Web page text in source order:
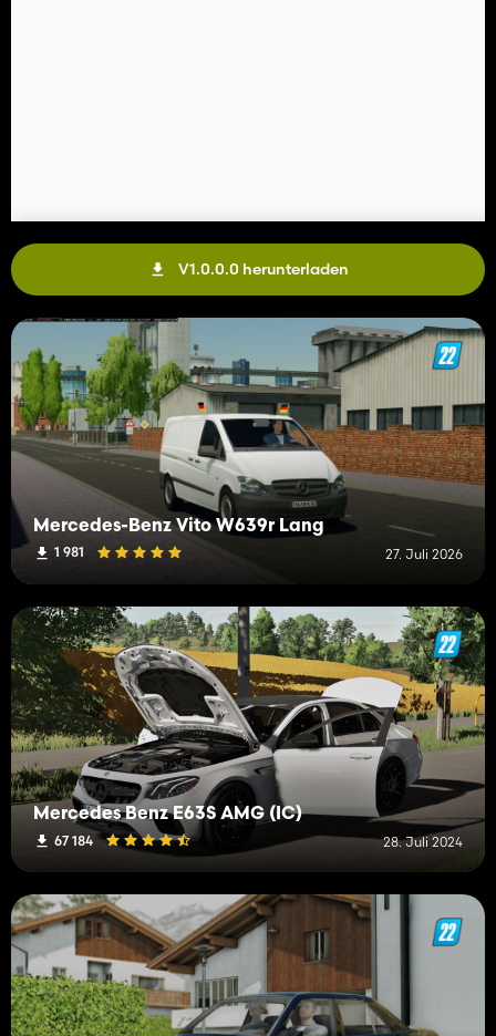
V1.0.0.0 herunterladen
Mercedes-Benz Vito W639r Lang
1 981 27. Juli 2026
Mercedes Benz E63S AMG (IC)
67 184 28. Juli 2024